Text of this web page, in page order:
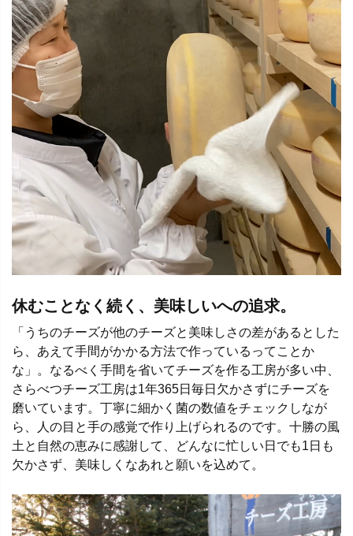
休むことなく続く、美味しいへの追求。
「うちのチーズが他のチーズと美味しさの差があるとした
ら、あえて手間がかかる方法で作っているってことか
な」。なるべく手間を省いてチーズを作る工房が多い中、
さらべつチーズ工房は1年365日毎日欠かさずにチーズを
磨いています。丁寧に細かく菌の数値をチェックしなが
ら、人の目と手の感覚で作り上げられるのです。十勝の風
土と自然の恵みに感謝して、どんなに忙しい日でも1日も
欠かさず、美味しくなあれと願いを込めて。